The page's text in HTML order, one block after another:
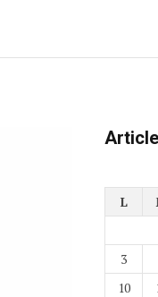
L
3
10